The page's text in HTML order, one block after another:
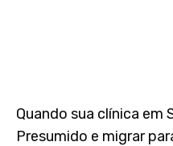
Quando sua clínica em
Presumido e migrar